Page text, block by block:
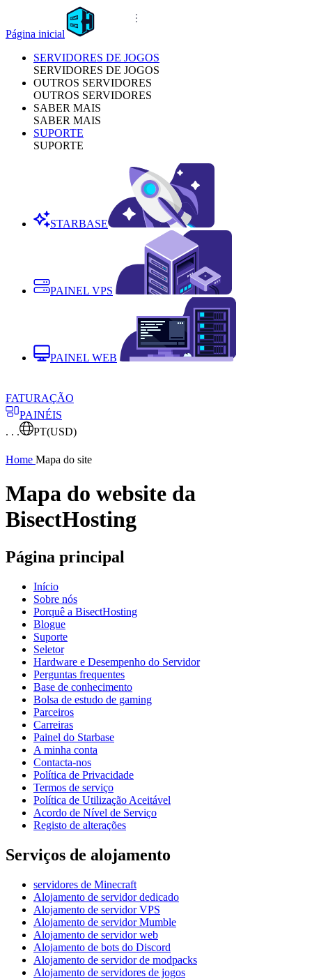
Página inicial
SERVIDORES DE JOGOS
SERVIDORES DE JOGOS
OUTROS SERVIDORES
OUTROS SERVIDORES
SABER MAIS
SABER MAIS
SUPORTE
SUPORTE
STARBASE
PAINEL VPS
PAINEL WEB
FATURAÇÃO
PAINÉIS
. . .
PT(USD)
Home Mapa do site
Mapa do website da
BisectHosting
Página principal
Início
Sobre nós
Porquê a BisectHosting
Blogue
Suporte
Seletor
Hardware e Desempenho do Servidor
Perguntas frequentes
Base de conhecimento
Bolsa de estudo de gaming
Parceiros
Carreiras
Painel do Starbase
A minha conta
Contacta-nos
Política de Privacidade
Termos de serviço
Política de Utilização Aceitável
Acordo de Nível de Serviço
Registo de alterações
Serviços de alojamento
servidores de Minecraft
Alojamento de servidor dedicado
Alojamento de servidor VPS
Alojamento de servidor Mumble
Alojamento de servidor web
Alojamento de bots do Discord
Alojamento de servidor de modpacks
Alojamento de servidores de jogos